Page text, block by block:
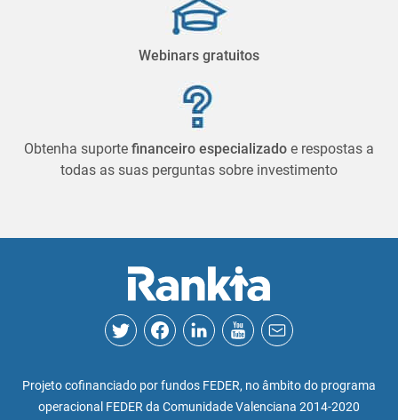
Webinars gratuitos
Obtenha suporte financeiro especializado e respostas a
todas as suas perguntas sobre investimento
Projeto cofinanciado por fundos FEDER, no âmbito do programa
operacional FEDER da Comunidade Valenciana 2014-2020